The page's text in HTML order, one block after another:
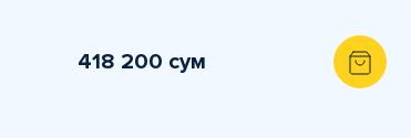
418 200 сум